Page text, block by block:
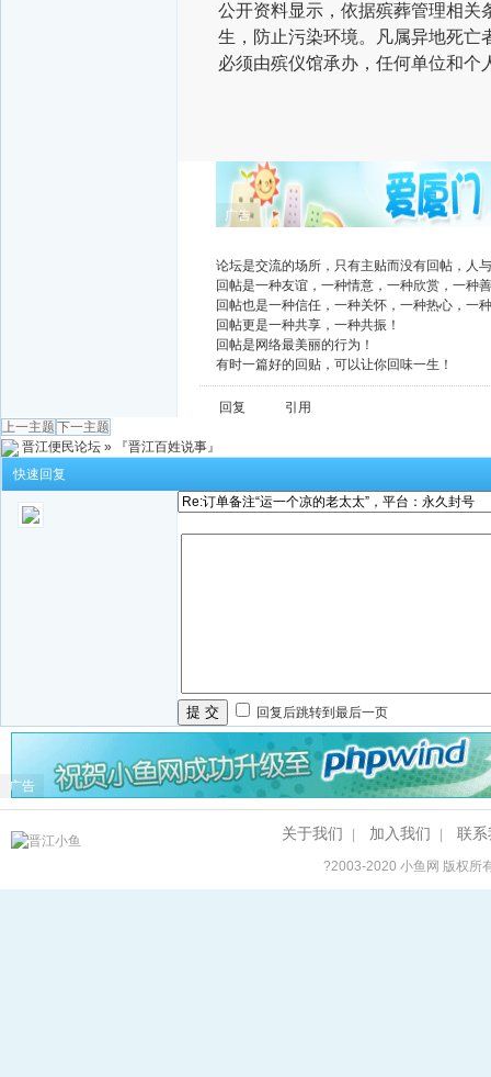
公开资料显示，依据殡葬管理相关
生，防止污染环境。凡属异地死亡
必须由殡仪馆承办，任何单位和个
广告
论坛是交流的场所，只有主贴而没有回帖，人
回帖是一种友谊，一种情意，一种欣赏，一种
回帖也是一种信任，一种关怀，一种热心，一
回帖更是一种共享，一种共振！
回帖是网络最美丽的行为！
有时一篇好的回贴，可以让你回味一生！
回复
引用
上一主题 下一主题
晋江便民论坛 »
『晋江百姓说事』
快速回复
提 交 回复后跳转到最后一页
广告
关于我们 加入我们 联系
?2003-2020小鱼网 版权所